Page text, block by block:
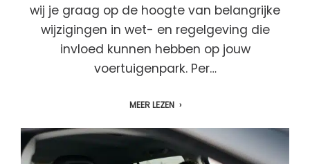
wij je graag op de hoogte van belangrijke
wijzigingen in wet- en regelgeving die
invloed kunnen hebben op jouw
voertuigenpark. Per…
MEER LEZEN